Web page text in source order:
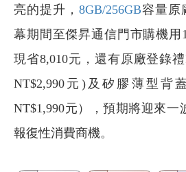
亮的提升， 8GB/256GB容量原
幕期間至傑昇通信門市購機用
現省8,010元，還有原廠登錄
NT$2,990元)及矽膠薄型背
NT$1,990元），預期將迎來一
報復性消費商機。